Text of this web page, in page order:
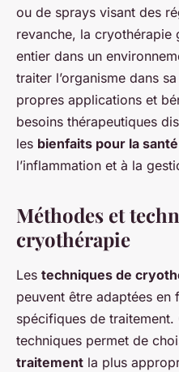
ou de sprays visant des
revanche, la cryothérapie
entier dans un
traiter l’organisme dans
propres applications et
besoins thérapeutiques
les bienfaits pour la santé
l’inflammation et à la
Méthodes et
cryothérapie
Les techniques de
peuvent être adaptées en
spécifiques de
techniques permet de
traitement la plus